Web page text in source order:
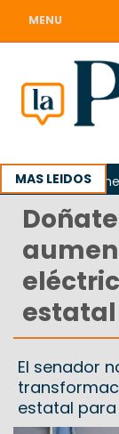
MENU
MAS LEIDOS
La
estatal
El senador
estatal